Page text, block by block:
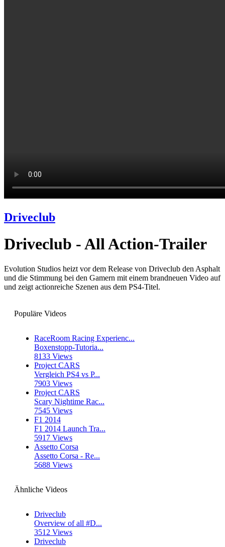
Driveclub
Driveclub - All Action-Trailer
Evolution Studios heizt vor dem Release von Driveclub den Asphalt
und die Stimmung bei den Gamern mit einem brandneuen Video auf
und zeigt actionreiche Szenen aus dem PS4-Titel.
Populäre Videos
RaceRoom Racing Experienc...
Boxenstopp-Tutoria...
8133 Views
Project CARS
Vergleich PS4 vs P...
7903 Views
Project CARS
Scary Nightime Rac...
7545 Views
F1 2014
F1 2014 Launch Tra...
5917 Views
Assetto Corsa
Assetto Corsa - Re...
5688 Views
Ähnliche Videos
Driveclub
Overview of all #D...
3512 Views
Driveclub